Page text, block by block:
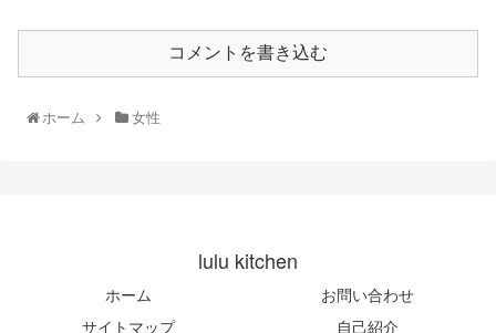
コメントを書き込む
ホーム 女性
lulu kitchen
ホーム
お問い合わせ
サイトマップ
自己紹介